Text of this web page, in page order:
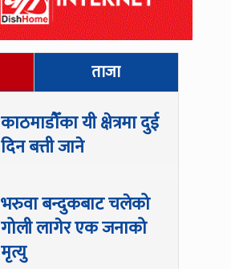
ताजा
काठमाडौँका यी क्षेत्रमा दुई
दिन बत्ती जाने
भरुवा बन्दुकबाट चलेको
गोली लागेर एक जनाको
मृत्यु